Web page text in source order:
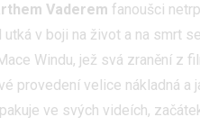
Vaderem fanoušci
v boji na život a na smrt
Windu, jež svá zranění z
provedení velice nákladná a
ve svých videích,